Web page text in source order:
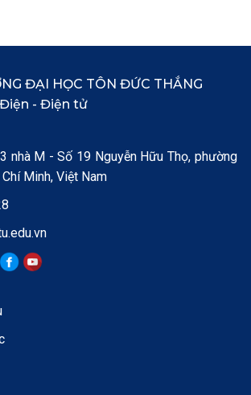
ĐẠI HỌC TÔN ĐỨC THẮNG
- Điện tử
nhà M - Số 19 Nguyễn Hữu Thọ, phường
Minh, Việt Nam